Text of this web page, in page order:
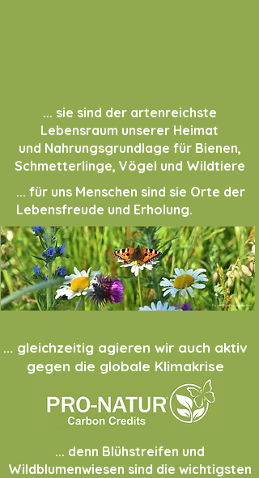
... sie sind der artenreichste
Lebensraum unserer Heimat
und Nahrungsgrundlage für Bienen,
Schmetterlinge, Vögel und Wildtiere
... für uns Menschen sind sie Orte der
Lebensfreude und Erholung.
Foto: Pixabay lizenzfrei
... gleichzeitig agieren wir auch aktiv
gegen die globale Klimakrise
... denn Blühstreifen und
Wildblumenwiesen sind die wichtigsten